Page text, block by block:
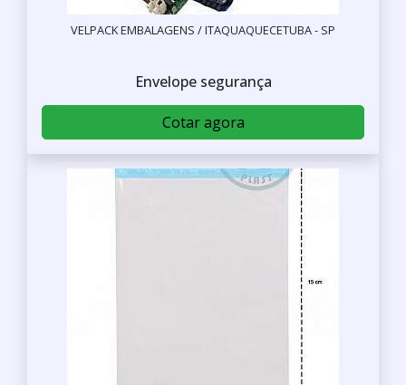
VELPACK EMBALAGENS / ITAQUAQUECETUBA - SP
Envelope segurança
Cotar agora